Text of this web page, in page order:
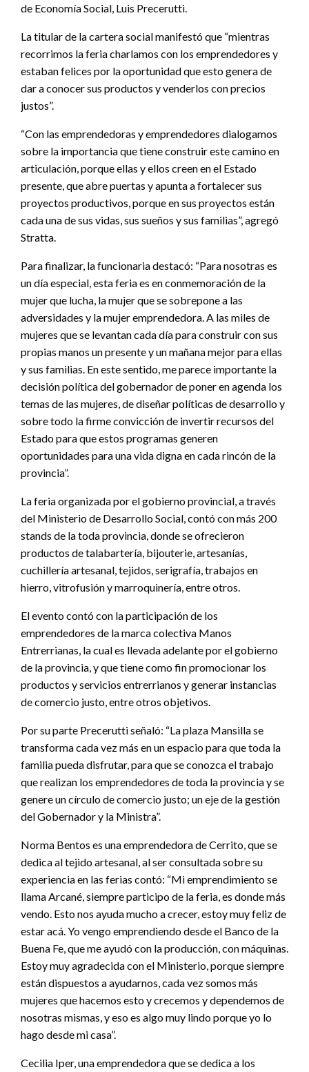
de Economía Social, Luis Precerutti.
La titular de la cartera social manifestó que “mientras
recorrimos la feria charlamos con los emprendedores y
estaban felices por la oportunidad que esto genera de
dar a conocer sus productos y venderlos con precios
justos”.
“Con las emprendedoras y emprendedores dialogamos
sobre la importancia que tiene construir este camino en
articulación, porque ellas y ellos creen en el Estado
presente, que abre puertas y apunta a fortalecer sus
proyectos productivos, porque en sus proyectos están
cada una de sus vidas, sus sueños y sus familias”, agregó
Stratta.
Para finalizar, la funcionaria destacó: “Para nosotras es
un día especial, esta feria es en conmemoración de la
mujer que lucha, la mujer que se sobrepone a las
adversidades y la mujer emprendedora. A las miles de
mujeres que se levantan cada día para construir con sus
propias manos un presente y un mañana mejor para ellas
y sus familias. En este sentido, me parece importante la
decisión política del gobernador de poner en agenda los
temas de las mujeres, de diseñar políticas de desarrollo y
sobre todo la firme convicción de invertir recursos del
Estado para que estos programas generen
oportunidades para una vida digna en cada rincón de la
provincia”.
La feria organizada por el gobierno provincial, a través
del Ministerio de Desarrollo Social, contó con más 200
stands de la toda provincia, donde se ofrecieron
productos de talabartería, bijouterie, artesanías,
cuchillería artesanal, tejidos, serigrafía, trabajos en
hierro, vitrofusión y marroquinería, entre otros.
El evento contó con la participación de los
emprendedores de la marca colectiva Manos
Entrerrianas, la cual es llevada adelante por el gobierno
de la provincia, y que tiene como fin promocionar los
productos y servicios entrerrianos y generar instancias
de comercio justo, entre otros objetivos.
Por su parte Precerutti señaló: “La plaza Mansilla se
transforma cada vez más en un espacio para que toda la
familia pueda disfrutar, para que se conozca el trabajo
que realizan los emprendedores de toda la provincia y se
genere un círculo de comercio justo; un eje de la gestión
del Gobernador y la Ministra”.
Norma Bentos es una emprendedora de Cerrito, que se
dedica al tejido artesanal, al ser consultada sobre su
experiencia en las ferias contó: “Mi emprendimiento se
llama Arcané, siempre participo de la feria, es donde más
vendo. Esto nos ayuda mucho a crecer, estoy muy feliz de
estar acá. Yo vengo emprendiendo desde el Banco de la
Buena Fe, que me ayudó con la producción, con máquinas.
Estoy muy agradecida con el Ministerio, porque siempre
están dispuestos a ayudarnos, cada vez somos más
mujeres que hacemos esto y crecemos y dependemos de
nosotras mismas, y eso es algo muy lindo porque yo lo
hago desde mi casa”.
Cecilia Iper, una emprendedora que se dedica a los